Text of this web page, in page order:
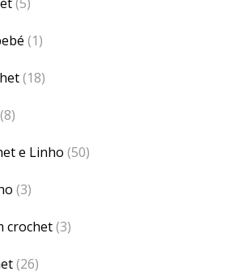
(1)
(18)
(8)
e Linho (50)
(3)
crochet(3)
(26)